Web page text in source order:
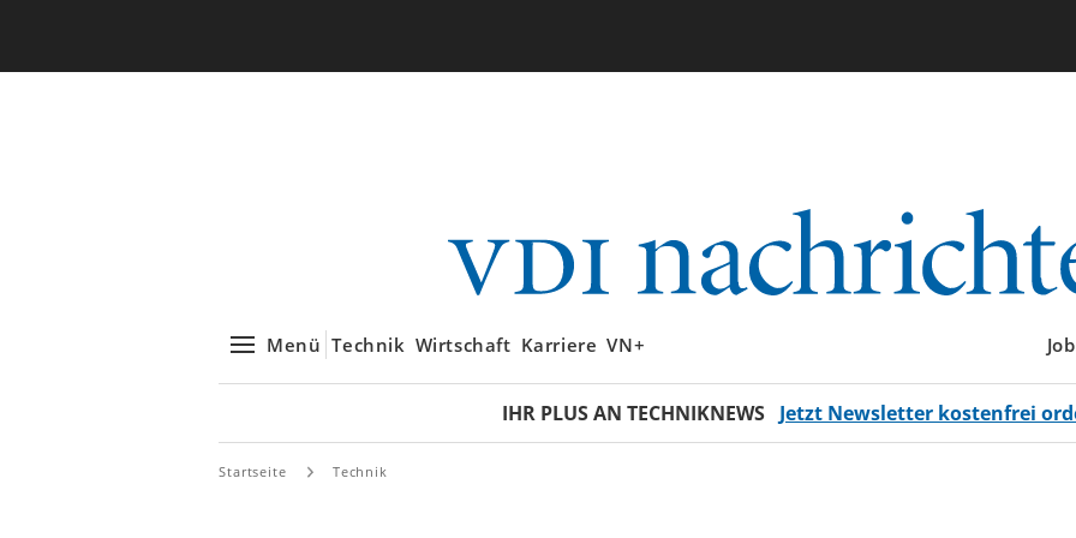
Menü Technik Wirtschaft Karriere VN+
IHR PLUS AN TECHNIKNEWS Jetzt Newsletter kostenfrei
Startseite Technik